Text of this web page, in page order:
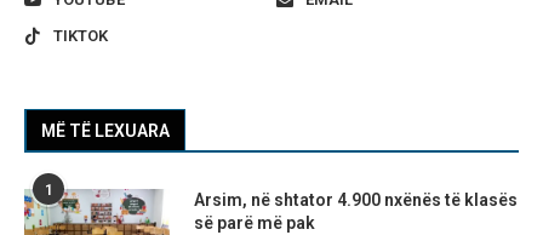
TIKTOK
MË TË LEXUARA
1
Arsim, në shtator 4.900 nxënës të klasës
së parë më pak